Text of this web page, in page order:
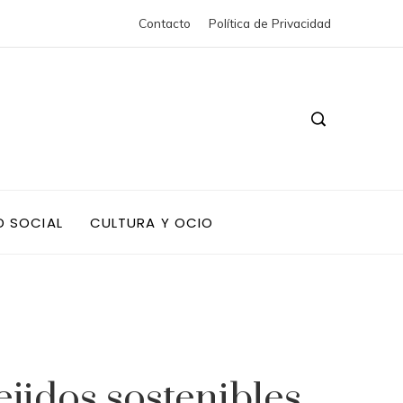
Contacto Política de Privacidad
SOCIAL CULTURA Y OCIO